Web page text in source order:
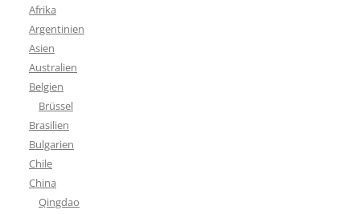
Afrika
Argentinien
Asien
Australien
Belgien
Brüssel
Brasilien
Bulgarien
Chile
China
Qingdao